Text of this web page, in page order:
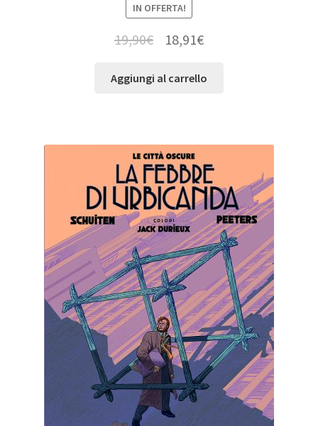
IN OFFERTA!
19,90€ 18,91€
Aggiungi al carrello